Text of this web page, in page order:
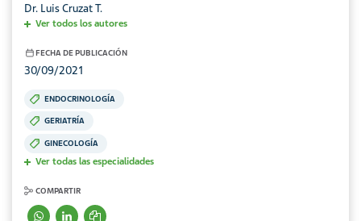
Dr. Luis Cruzat T.
Ver todos los autores
FECHA DE PUBLICACIÓN
30/09/2021
ENDOCRINOLOGÍA
GERIATRÍA
GINECOLOGÍA
Ver todas las especialidades
COMPARTIR